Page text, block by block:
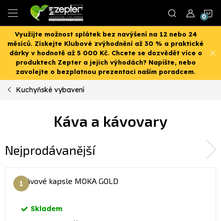
obsah
Využijte možnost splátek bez navýšení na 12 nebo 24
měsíců. Získejte Klubové zvýhodnění až 30 % a praktické
dárky v hodnotě až 5 000 Kč. Chcete se dozvědět více o
produktech Zepter a jejich výhodách? Napište, nebo
zavolejte o bezplatnou prezentaci naším poradcem.
Kuchyňské vybavení
Káva a kávovary
Nejprodávanější
Kávové kapsle MOKA GOLD
Skladem